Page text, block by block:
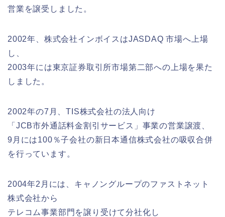
営業を譲受しました。
2002年、株式会社インボイスはJASDAQ 市場へ上場
し、
2003年には東京証券取引所市場第二部への上場を果た
しました。
2002年の7月、TIS株式会社の法人向け
「JCB市外通話料金割引サービス」事業の営業譲渡、
9月には100％子会社の新日本通信株式会社の吸収合併
を行っています。
2004年2月には、キャノングループのファストネット
株式会社から
テレコム事業部門を譲り受けて分社化し